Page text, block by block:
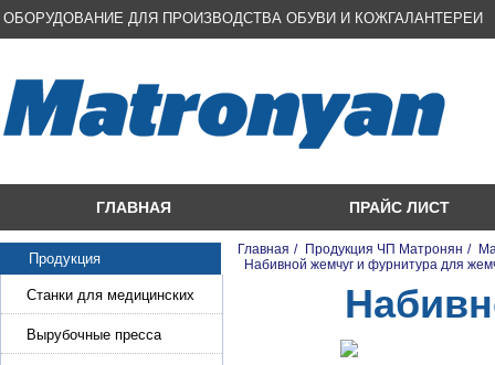
ОБОРУДОВАНИЕ ДЛЯ ПРОИЗВОДСТВА ОБУВИ И КОЖГАЛАНТЕРЕИ
ГЛАВНАЯ ПРАЙС ЛИСТ
Продукция
Станки для медицинских
масок
Вырубочные пресса
Главная / Продукция ЧП Матронян /
Набивной жемчуг и фурнитура для